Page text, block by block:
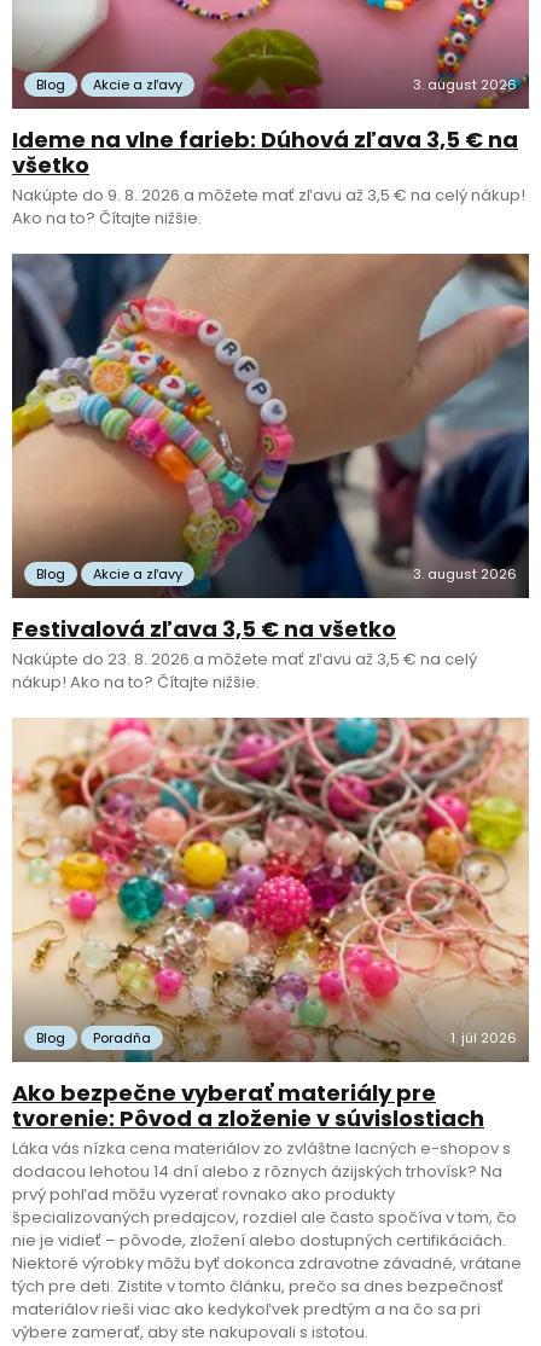
Blog Akcie a zľavy 3. august 2026
Ideme na vlne farieb: Dúhová zľava 3,5 € na
všetko
Nakúpte do 9. 8. 2026 a môžete mať zľavu až 3,5 € na celý nákup!
Ako na to? Čítajte nižšie.
Blog Akcie a zľavy 3. august 2026
Festivalová zľava 3,5 € na všetko
Nakúpte do 23. 8. 2026 a môžete mať zľavu až 3,5 € na celý
nákup! Ako na to? Čítajte nižšie.
Blog Poradňa 1. júl 2026
Ako bezpečne vyberať materiály pre
tvorenie: Pôvod a zloženie v súvislostiach
Láka vás nízka cena materiálov zo zvláštne lacných e-shopov s
dodacou lehotou 14 dní alebo z rôznych ázijských trhovísk? Na
prvý pohľad môžu vyzerať rovnako ako produkty
špecializovaných predajcov, rozdiel ale často spočíva v tom, čo
nie je vidieť – pôvode, zložení alebo dostupných certifikáciách.
Niektoré výrobky môžu byť dokonca zdravotne závadné, vrátane
tých pre deti. Zistite v tomto článku, prečo sa dnes bezpečnosť
materiálov rieši viac ako kedykoľvek predtým a na čo sa pri
výbere zamerať, aby ste nakupovali s istotou.